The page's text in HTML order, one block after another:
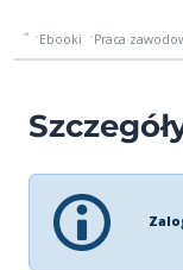
Ebooki Praca